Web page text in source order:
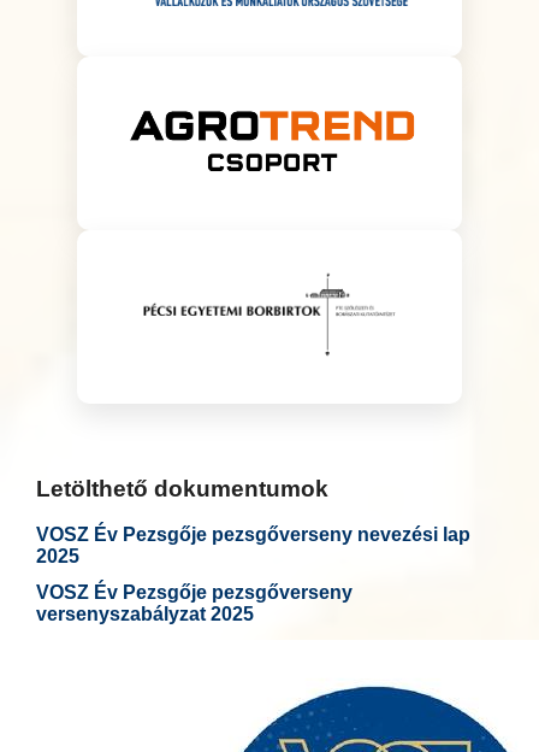
Letölthető dokumentumok
VOSZ Év Pezsgője pezsgőverseny nevezési lap
2025
VOSZ Év Pezsgője pezsgőverseny
versenyszabályzat 2025